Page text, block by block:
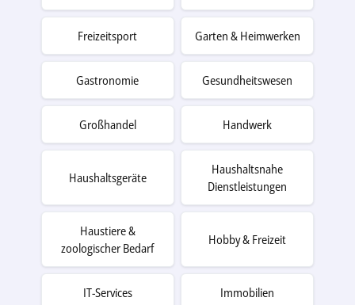
Freizeitsport Garten & Heimwerken
Gastronomie Gesundheitswesen
Großhandel Handwerk
Haushaltsgeräte
Haushaltsnahe
Dienstleistungen
Haustiere &
zoologischer Bedarf
Hobby & Freizeit
IT-Services Immobilien